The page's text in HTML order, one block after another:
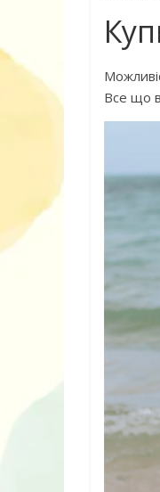
Все що